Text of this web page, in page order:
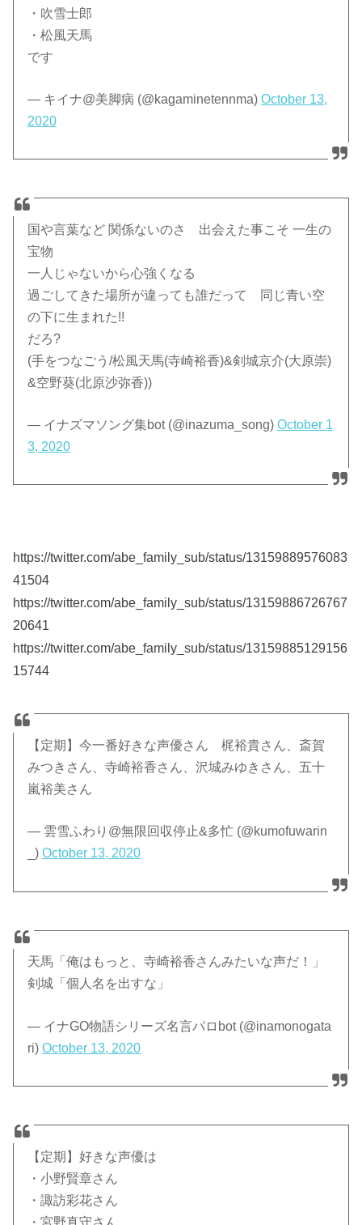
・吹雪士郎
・松風天馬
です
— キイナ@美脚病 (@kagaminetennma)October 13,
2020
国や言葉など 関係ないのさ 出会えた事こそ 一生の
宝物
一人じゃないから心強くなる
過ごしてきた場所が違っても誰だって 同じ青い空
の下に生まれた!!
だろ?
(手をつなごう/松風天馬(寺崎裕香)&剣城京介(大原崇)
&空野葵(北原沙弥香))
— イナズマソング集bot (@inazuma_song)October 1
3, 2020
https://twitter.com/abe_family_sub/status/13159889576083
41504
https://twitter.com/abe_family_sub/status/13159886726767
20641
https://twitter.com/abe_family_sub/status/13159885129156
15744
【定期】今一番好きな声優さん 梶裕貴さん、斎賀
みつきさん、寺崎裕香さん、沢城みゆきさん、五十
嵐裕美さん
— 雲雪ふわり@無限回収停止&多忙 (@kumofuwarin
_)October 13, 2020
天馬「俺はもっと、寺崎裕香さんみたいな声だ！」
剣城「個人名を出すな」
— イナGO物語シリーズ名言パロbot (@inamonogata
ri)October 13, 2020
【定期】好きな声優は
・小野賢章さん
・諏訪彩花さん
・宮野真守さん